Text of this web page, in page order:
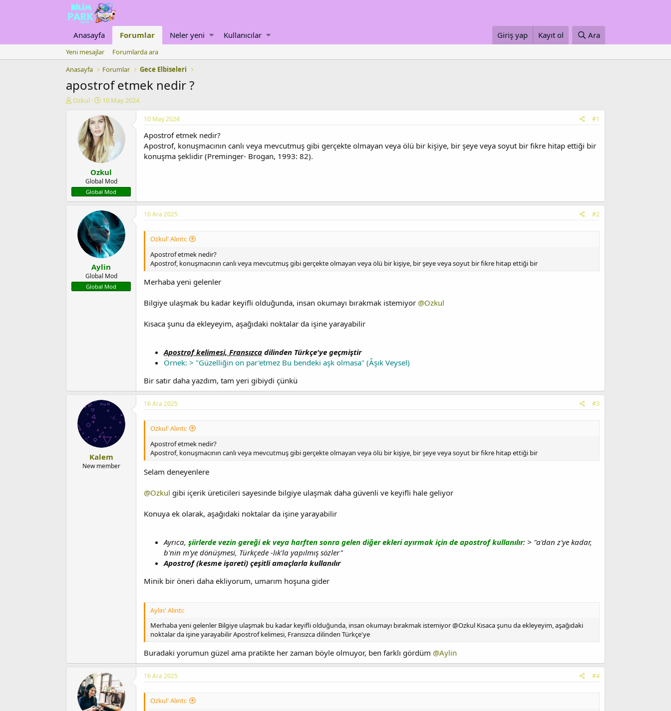
Anasayfa Forumlar Neler yeni Kullanıcılar Giriş yap Kayıt ol Ara
Yeni mesajlar
Forumlarda ara
Anasayfa
Forumlar Gece Elbiseleri
apostrof etmek nedir ?
K
a
t
Ozkul
B
ş
l
a
n
g
ı
ç
t
a
r
h
i
10 May 2024
Ozkul
Global Mod
Global Mod
10 May 2024 #1
Apostrof etmek nedir?
Apostrof, konuşmacının canlı veya mevcutmuş gibi gerçekte olmayan veya ölü bir kişiye, bir şeye veya soyut bir fikre hitap ettiği bir
konuşma şeklidir (Preminger- Brogan, 1993: 82).
Aylin
Global Mod
Global Mod
16 Ara 2025 #2
Ozkul' Alıntı:
Apostrof etmek nedir?
Apostrof, konuşmacının canlı veya mevcutmuş gibi gerçekte olmayan veya ölü bir kişiye, bir şeye veya soyut bir fikre hitap ettiği bir
Merhaba yeni gelenler
Bilgiye ulaşmak bu kadar keyifli olduğunda, insan okumayı bırakmak istemiyor @Ozkul
Kısaca şunu da ekleyeyim, aşağıdaki noktalar da işine yarayabilir
Apostrofkelimesi, Fransızca dilinden Türkçe'ye geçmiştir
Örnek: > "Güzelliğin on par'etmez Bu bendeki aşk olmasa" (Âşık Veysel)
Bir satır daha yazdım, tam yeri gibiydi çünkü
Kalem
New member
16 Ara 2025 #3
Ozkul' Alıntı:
Apostrof etmek nedir?
Apostrof, konuşmacının canlı veya mevcutmuş gibi gerçekte olmayan veya ölü bir kişiye, bir şeye veya soyut bir fikre hitap ettiği bir
Selam deneyenlere
@Ozkul gibi içerik üreticileri sayesinde bilgiye ulaşmak daha güvenli ve keyifli hale geliyor
Konuya ek olarak, aşağıdaki noktalar da işine yarayabilir
Ayrıca, şiirlerde vezin gereği ek veya harften sonra gelen diğer ekleri ayırmak için de apostrof kullanılır: > "a'dan z'ye kadar,
b'nin m'ye dönüşmesi, Türkçede -lık'la yapılmış sözler"
Apostrof (kesme işareti) çeşitli amaçlarla kullanılır
Minik bir öneri daha ekliyorum, umarım hoşuna gider
Aylin' Alıntı:
Merhaba yeni gelenler Bilgiye ulaşmak bu kadar keyifli olduğunda, insan okumayı bırakmak istemiyor @Ozkul Kısaca şunu da ekleyeyim, aşağıdaki
noktalar da işine yarayabilir Apostrof kelimesi, Fransızca dilinden Türkçe'ye
Buradaki yorumun güzel ama pratikte her zaman böyle olmuyor, ben farklı gördüm @Aylin
16 Ara 2025 #4
Ozkul' Alıntı: